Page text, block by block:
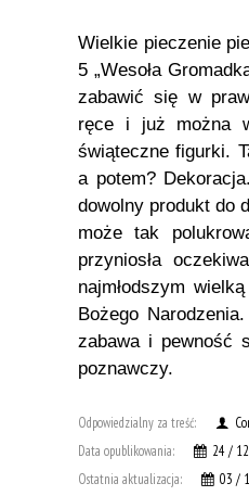
Wielkie pieczenie
5 „Wesoła
zabawić się w
ręce i już można
świąteczne figurki.
a potem?
dowolny produkt do
może tak
przyniosła
najmłodszym
Bożego
zabawa i pewność
poznawczy.
Odpowiedzialny za treść:
Data opublikowania:
24 /
Ostatnia aktualizacja:
03 /